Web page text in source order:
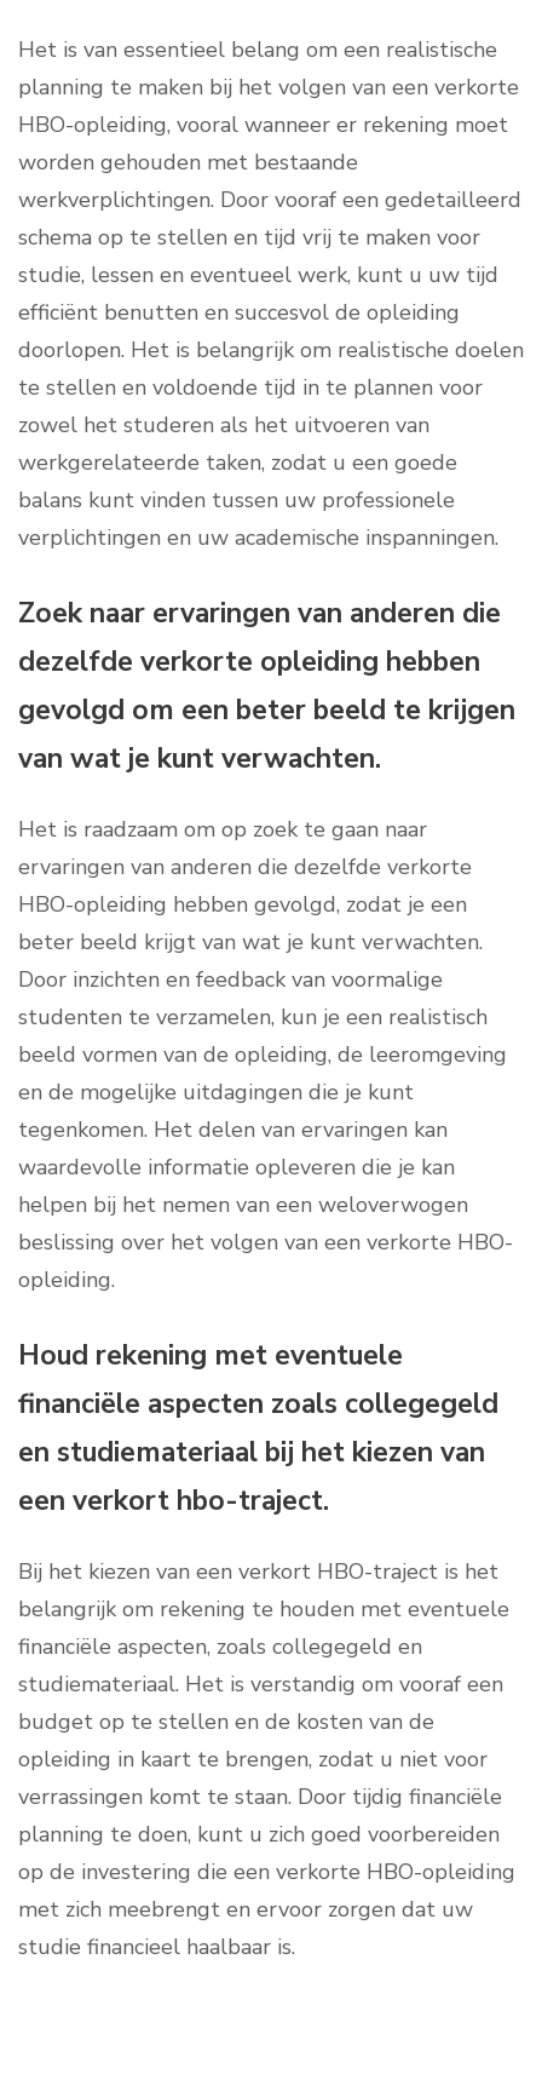
Het is van essentieel belang om een realistische
planning te maken bij het volgen van een verkorte
HBO-opleiding, vooral wanneer er rekening moet
worden gehouden met bestaande
werkverplichtingen. Door vooraf een gedetailleerd
schema op te stellen en tijd vrij te maken voor
studie, lessen en eventueel werk, kunt u uw tijd
efficiënt benutten en succesvol de opleiding
doorlopen. Het is belangrijk om realistische doelen
te stellen en voldoende tijd in te plannen voor
zowel het studeren als het uitvoeren van
werkgerelateerde taken, zodat u een goede
balans kunt vinden tussen uw professionele
verplichtingen en uw academische inspanningen.
Zoek naar ervaringen van anderen die
dezelfde verkorte opleiding hebben
gevolgd om een beter beeld te krijgen
van wat je kunt verwachten.
Het is raadzaam om op zoek te gaan naar
ervaringen van anderen die dezelfde verkorte
HBO-opleiding hebben gevolgd, zodat je een
beter beeld krijgt van wat je kunt verwachten.
Door inzichten en feedback van voormalige
studenten te verzamelen, kun je een realistisch
beeld vormen van de opleiding, de leeromgeving
en de mogelijke uitdagingen die je kunt
tegenkomen. Het delen van ervaringen kan
waardevolle informatie opleveren die je kan
helpen bij het nemen van een weloverwogen
beslissing over het volgen van een verkorte HBO-
opleiding.
Houd rekening met eventuele
financiële aspecten zoals collegegeld
en studiemateriaal bij het kiezen van
een verkort hbo-traject.
Bij het kiezen van een verkort HBO-traject is het
belangrijk om rekening te houden met eventuele
financiële aspecten, zoals collegegeld en
studiemateriaal. Het is verstandig om vooraf een
budget op te stellen en de kosten van de
opleiding in kaart te brengen, zodat u niet voor
verrassingen komt te staan. Door tijdig financiële
planning te doen, kunt u zich goed voorbereiden
op de investering die een verkorte HBO-opleiding
met zich meebrengt en ervoor zorgen dat uw
studie financieel haalbaar is.